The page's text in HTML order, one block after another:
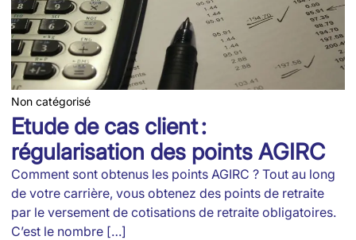
Non catégorisé
Etude de cas client :
régularisation des points AGIRC
Comment sont obtenus les points AGIRC ? Tout au long
de votre carrière, vous obtenez des points de retraite
par le versement de cotisations de retraite obligatoires.
C’est le nombre […]